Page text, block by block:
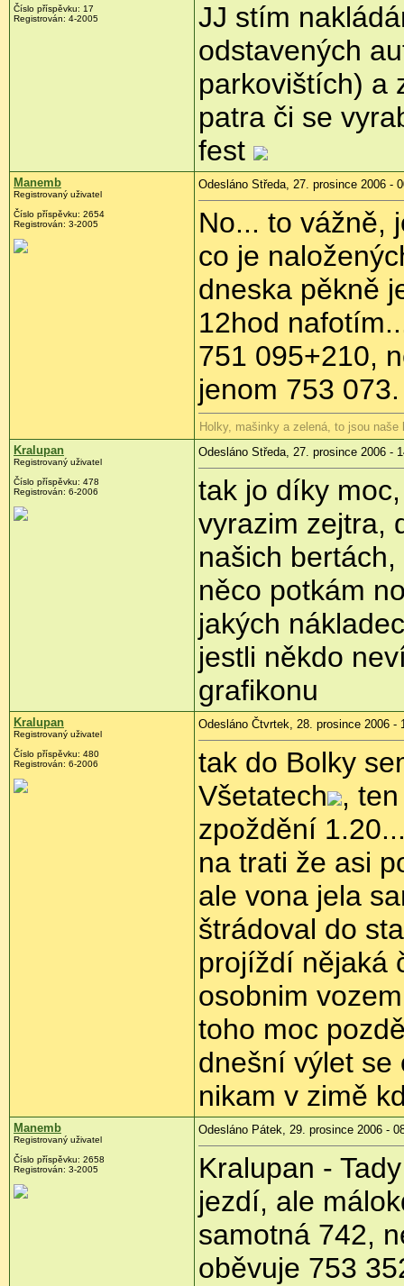
Číslo příspěvku: 17
Registrován: 4-2005
JJ stím
odstavených
parkovištích) a
patra či se
fest
Manemb
Registrovaný uživatel
Číslo příspěvku: 2654
Registrován: 3-2005
Odesláno Středa, 27. prosince 2006 -
No... to vážně,
co je
dneska pěkně
12hod
751 095+210,
jenom 753 073.
Holky, mašinky a zelená, to jsou naše
Kralupan
Registrovaný uživatel
Číslo příspěvku: 478
Registrován: 6-2006
Odesláno Středa, 27. prosince 2006 -
tak jo díky
vyrazim zejtra,
našich
něco potkám
jakých
jestli někdo
grafikonu
Kralupan
Registrovaný uživatel
Číslo příspěvku: 480
Registrován: 6-2006
Odesláno Čtvrtek, 28. prosince 2006 -
tak do Bolky
Všetatech ,
zpoždění
na trati že asi
ale vona jela
štrádoval do
projíždí nějaká
osobnim
toho moc
dnešní výlet se
nikam v zimě
Manemb
Registrovaný uživatel
Číslo příspěvku: 2658
Registrován: 3-2005
Odesláno Pátek, 29. prosince 2006 -
Kralupan -
jezdí, ale
samotná 742,
oběvuje 753